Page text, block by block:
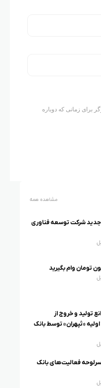
برای زمانی که دوباره
مشاهده همه
جدید شرکت توسعه فناوری
تولید و خروج از
«ثپهران» توسط بانک
سرلوحه فعالیت‌های بانک